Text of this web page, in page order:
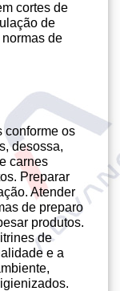
cortes de
de
de
conforme os
desossa,
carnes
Preparar
Atender
de preparo
produtos.
de
e a